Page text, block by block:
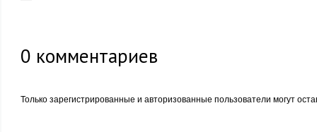
0 комментариев
Только зарегистрированные и авторизованные пользователи могут